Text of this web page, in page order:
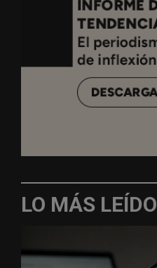
LO MÁS LEÍDO